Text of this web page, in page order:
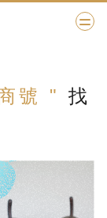
號 " 找